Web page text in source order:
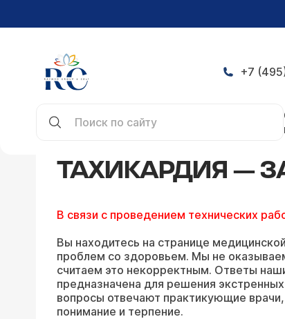
+7
ТАХИКАРДИЯ —
В связи с проведением технических
Вы находитесь на странице
проблем со здоровьем. Мы не
считаем это некорректным. Ответы
предназначена для решения
вопросы отвечают практикующие
понимание и терпение.